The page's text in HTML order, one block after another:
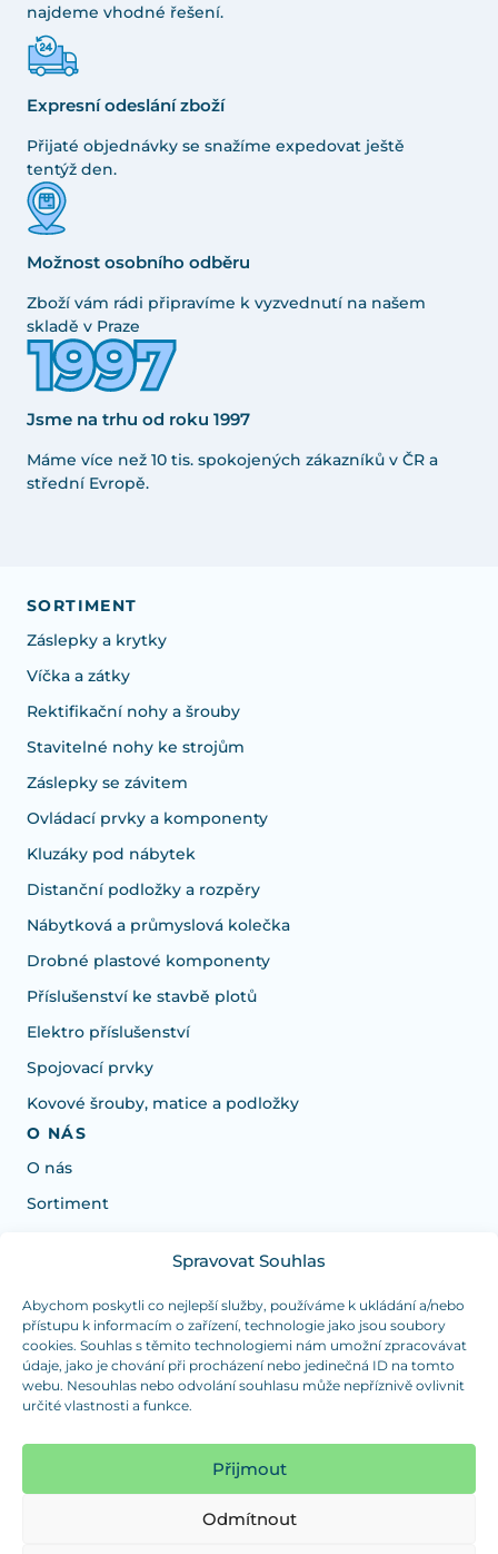
Spravovat Souhlas
Abychom poskytli co nejlepší služby, používáme k ukládání a/nebo
přístupu k informacím o zařízení, technologie jako jsou soubory
cookies. Souhlas s těmito technologiemi nám umožní zpracovávat
údaje, jako je chování při procházení nebo jedinečná ID na tomto
webu. Nesouhlas nebo odvolání souhlasu může nepříznivě ovlivnit
určité vlastnosti a funkce.
Přijmout
Odmítnout
najdeme vhodné řešení.
Expresní odeslání zboží
Přijaté objednávky se snažíme expedovat ještě
tentýž den.
Možnost osobního odběru
Zboží vám rádi připravíme k vyzvednutí na našem
skladě v Praze
Jsme na trhu od roku 1997
Máme více než 10 tis. spokojených zákazníků v ČR a
střední Evropě.
SORTIMENT
Záslepky a krytky
Víčka a zátky
Rektifikační nohy a šrouby
Stavitelné nohy ke strojům
Záslepky se závitem
Ovládací prvky a komponenty
Kluzáky pod nábytek
Distanční podložky a rozpěry
Nábytková a průmyslová kolečka
Drobné plastové komponenty
Příslušenství ke stavbě plotů
Elektro příslušenství
Spojovací prvky
Kovové šrouby, matice a podložky
O NÁS
O nás
Sortiment
Potřebujete poradit s výběrem?
Jsme tu pro vás Pondělí-Čtvrtek od: 7:30 - 15:30 hodin
a Pátek od 7:30 - 14:30 hodin
info@dualpraha.cz +420 725 802 767
(platba pouze v hotovosti)
Jsme tu pro vás Pondělí-Čtvrtek od: 7:30 - 15:30 hodin
a Pátek od 7:30 - 14:30 hodin